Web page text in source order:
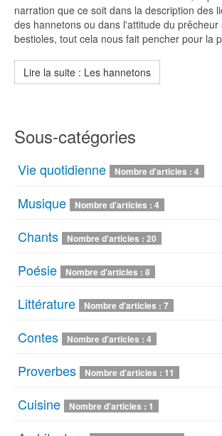
narration que ce soit dans la description des
des hannetons ou dans l'attitude du prêcheur
bestioles, tout cela nous fait pencher pour la
Lire la suite : Les hannetons
Sous-catégories
Vie quotidienne Nombre d'articles : 4
Musique Nombre d'articles : 4
Chants Nombre d'articles : 20
Poésie Nombre d'articles : 8
Littérature Nombre d'articles : 7
Contes Nombre d'articles : 4
Proverbes Nombre d'articles : 11
Cuisine Nombre d'articles : 1